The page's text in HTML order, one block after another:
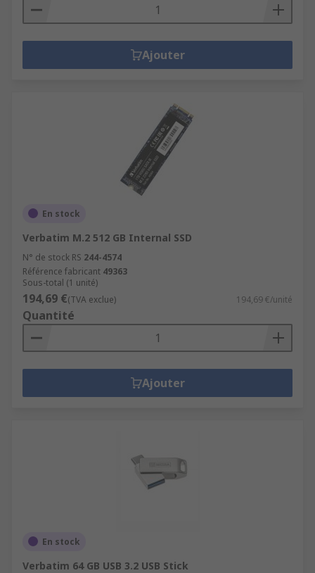
Ajouter
En stock
Verbatim M.2 512 GB Internal SSD
N° de stock RS 244-4574
Référence fabricant 49363
Sous-total (1 unité)
194,69 €(TVA exclue) 194,69 €/unité
Quantité
Ajouter
En stock
Verbatim 64 GB USB 3.2 USB Stick